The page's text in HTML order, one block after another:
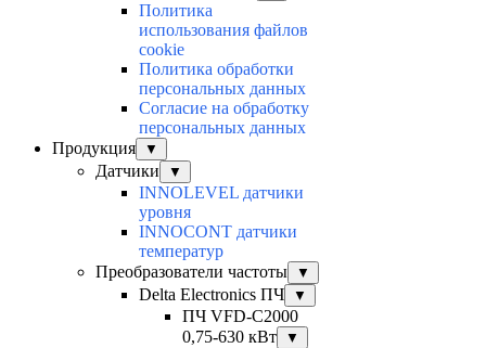
Политика
использования файлов
cookie
Политика обработки
персональных данных
Согласие на обработку
персональных данных
Продукция
▼
Датчики ▼
INNOLEVEL датчики
уровня
INNOCONT датчики
температур
Преобразователи частоты
▼
Delta Electronics ПЧ ▼
ПЧ VFD-C2000
0,75-630 кВт
▼